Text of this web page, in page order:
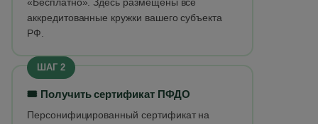
«Бесплатно». Здесь размещены все
аккредитованные кружки вашего субъекта
РФ.
ШАГ 2
🎟️ Получить сертификат ПФДО
Персонифицированный сертификат на